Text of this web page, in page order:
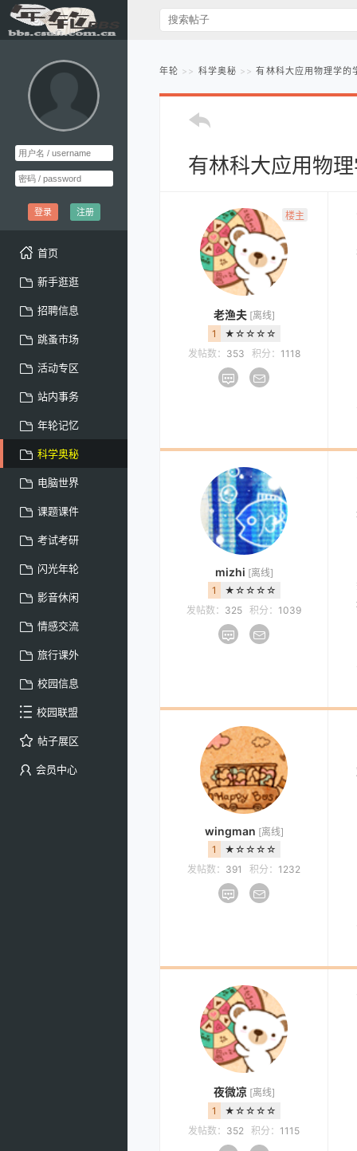
登录 注册
首页
新手逛逛
招聘信息
跳蚤市场
活动专区
站内事务
年轮记忆
科学奥秘
电脑世界
课题课件
考试考研
闪光年轮
影音休闲
情感交流
旅行课外
校园信息
校园联盟
帖子展区
会员中心
年轮 科学奥秘 有林科大应用物理学的
有林科大应用物
楼主
老渔夫 [离线]
1
★☆☆☆☆
发帖数： 353 积分： 1118
mizhi [离线]
1
★☆☆☆☆
发帖数： 325 积分： 1039
wingman [离线]
1
★☆☆☆☆
发帖数： 391 积分： 1232
夜微凉 [离线]
1
★☆☆☆☆
发帖数： 352 积分： 1115